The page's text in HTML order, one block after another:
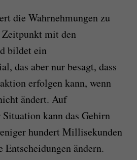
die Wahrnehmungen zu
mit den
bildet ein
das aber nur besagt, dass
erfolgen kann, wenn
ändert. Auf
Situation kann das Gehirn
hundert Millisekunden
Entscheidungen ändern.